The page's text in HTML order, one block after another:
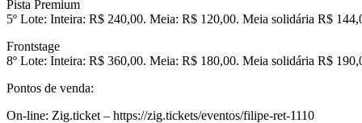
Pista Premium
5º Lote: Inteira: R$ 240,00. Meia: R$ 120,00. Meia solidária R$
Frontstage
8º Lote: Inteira: R$ 360,00. Meia: R$ 180,00. Meia solidária R$
Pontos de venda:
On-line: Zig.ticket – https://zig.tickets/eventos/filipe-ret-1110